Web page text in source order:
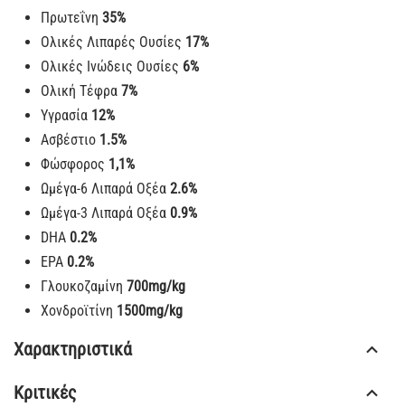
Πρωτεΐνη 35%
Ολικές Λιπαρές Ουσίες 17%
Ολικές Ινώδεις Ουσίες 6%
Ολική Τέφρα 7%
Υγρασία 12%
Ασβέστιο 1.5%
Φώσφορος 1,1%
Ωμέγα-6 Λιπαρά Οξέα 2.6%
Ωμέγα-3 Λιπαρά Οξέα 0.9%
DHA 0.2%
EPA 0.2%
Γλουκοζαμίνη 700mg/kg
Xονδροϊτίνη 1500mg/kg
Χαρακτηριστικά
Κριτικές